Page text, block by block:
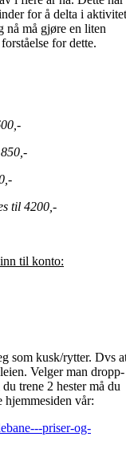
for å delta i
nå må gjøre en liten
for dette.
til 4200,-
til konto:
som kusk/rytter. Dvs
Velger man dropp-
trene 2 hester må du
hjemmesiden vår:
priser-og-